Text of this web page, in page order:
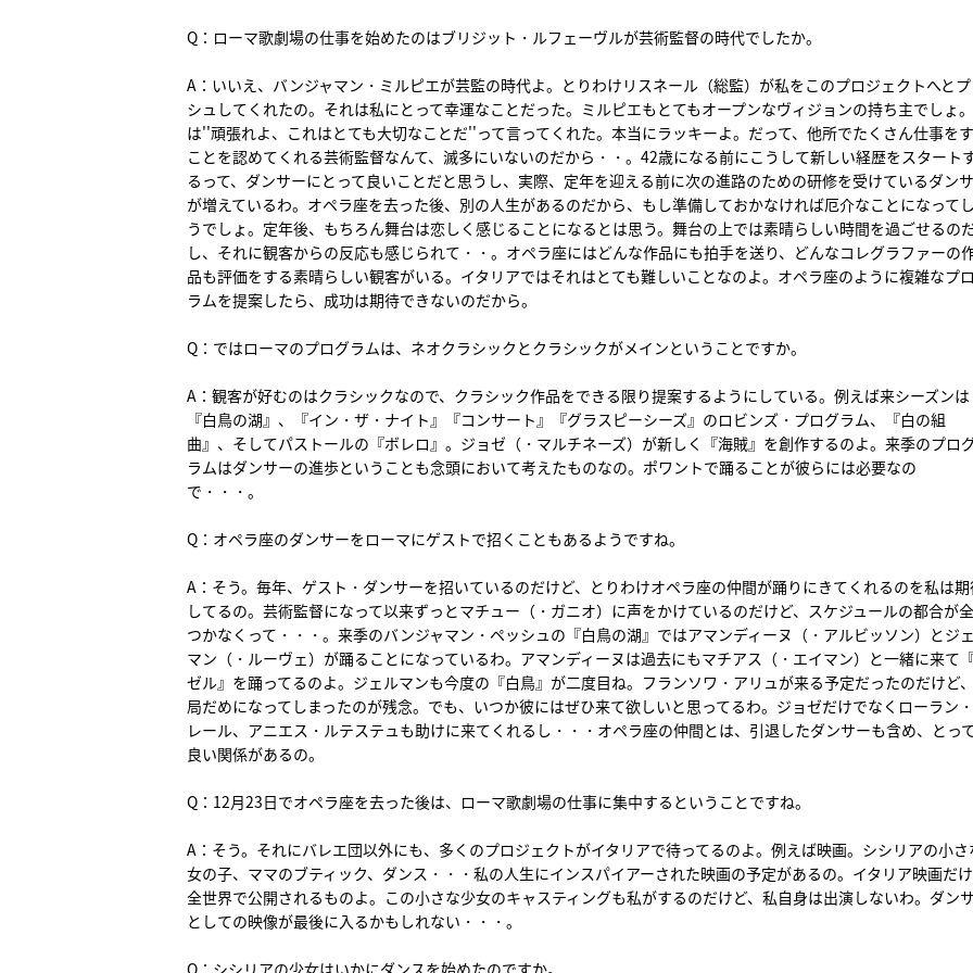
Q：ローマ歌劇場の仕事を始めたのはブリジット・ルフェーヴルが芸術監督の時代でしたか。
A：いいえ、バンジャマン・ミルピエが芸監の時代よ。とりわけリスネール（総監）が私をこのプロジェクトへとプ
シュしてくれたの。それは私にとって幸運なことだった。ミルピエもとてもオープンなヴィジョンの持ち主でしょ
は''頑張れよ、これはとても大切なことだ''って言ってくれた。本当にラッキーよ。だって、他所でたくさん仕事を
ことを認めてくれる芸術監督なんて、滅多にいないのだから・・。42歳になる前にこうして新しい経歴をスタート
るって、ダンサーにとって良いことだと思うし、実際、定年を迎える前に次の進路のための研修を受けているダン
が増えているわ。オペラ座を去った後、別の人生があるのだから、もし準備しておかなければ厄介なことになって
うでしょ。定年後、もちろん舞台は恋しく感じることになるとは思う。舞台の上では素晴らしい時間を過ごせるの
し、それに観客からの反応も感じられて・・。オペラ座にはどんな作品にも拍手を送り、どんなコレグラファーの
品も評価をする素晴らしい観客がいる。イタリアではそれはとても難しいことなのよ。オペラ座のように複雑なプ
ラムを提案したら、成功は期待できないのだから。
Q：ではローマのプログラムは、ネオクラシックとクラシックがメインということですか。
A：観客が好むのはクラシックなので、クラシック作品をできる限り提案するようにしている。例えば来シーズンは
『白鳥の湖』、『イン・ザ・ナイト』『コンサート』『グラスピーシーズ』のロビンズ・プログラム、『白の組
曲』、そしてパストールの『ボレロ』。ジョゼ（・マルチネーズ）が新しく『海賊』を創作するのよ。来季のプロ
ラムはダンサーの進歩ということも念頭において考えたものなの。ポワントで踊ることが彼らには必要なの
で・・・。
Q：オペラ座のダンサーをローマにゲストで招くこともあるようですね。
A：そう。毎年、ゲスト・ダンサーを招いているのだけど、とりわけオペラ座の仲間が踊りにきてくれるのを私は
してるの。芸術監督になって以来ずっとマチュー（・ガニオ）に声をかけているのだけど、スケジュールの都合が
つかなくって・・・。来季のバンジャマン・ペッシュの『白鳥の湖』ではアマンディーヌ（・アルビッソン）とジ
マン（・ルーヴェ）が踊ることになっているわ。アマンディーヌは過去にもマチアス（・エイマン）と一緒に来て
ゼル』を踊ってるのよ。ジェルマンも今度の『白鳥』が二度目ね。フランソワ・アリュが来る予定だったのだけど
局だめになってしまったのが残念。でも、いつか彼にはぜひ来て欲しいと思ってるわ。ジョゼだけでなくローラン
レール、アニエス・ルテステュも助けに来てくれるし・・・オペラ座の仲間とは、引退したダンサーも含め、とっ
良い関係があるの。
Q：12月23日でオペラ座を去った後は、ローマ歌劇場の仕事に集中するということですね。
A：そう。それにバレエ団以外にも、多くのプロジェクトがイタリアで待ってるのよ。例えば映画。シシリアの小さ
女の子、ママのブティック、ダンス・・・私の人生にインスパイアーされた映画の予定があるの。イタリア映画だ
全世界で公開されるものよ。この小さな少女のキャスティングも私がするのだけど、私自身は出演しないわ。ダン
としての映像が最後に入るかもしれない・・・。
Q：シシリアの少女はいかにダンスを始めたのですか。